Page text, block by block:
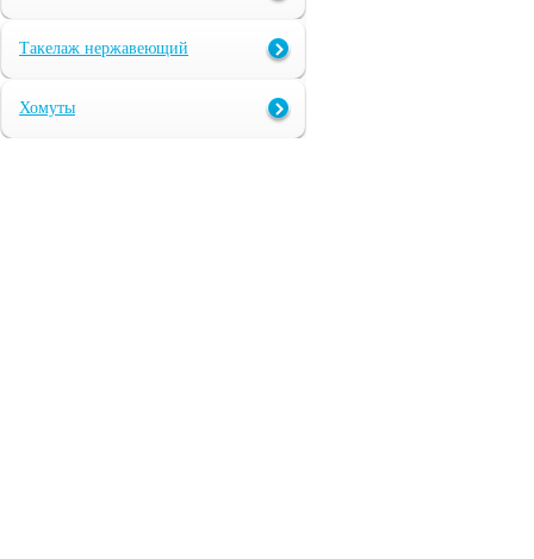
Такелаж нержавеющий
Хомуты